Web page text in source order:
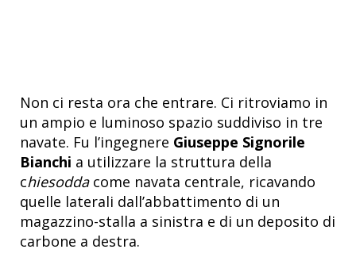
Non ci resta ora che entrare. Ci ritroviamo in
un ampio e luminoso spazio suddiviso in tre
navate. Fu l’ingegnere Giuseppe Signorile
Bianchi a utilizzare la struttura della
chiesoddacome navata centrale, ricavando
quelle laterali dall’abbattimento di un
magazzino-stalla a sinistra e di un deposito di
carbone a destra.